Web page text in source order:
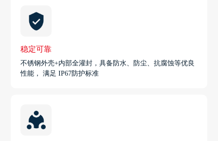
稳定可靠
不锈钢外壳+内部全灌封，具备防水、防尘、抗腐蚀等优良
性能， 满足 IP67防护标准